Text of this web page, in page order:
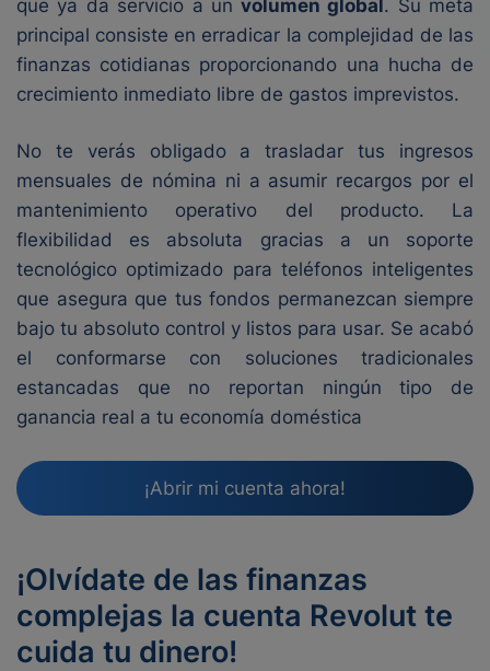
que ya da servicio a un volumen global. Su meta
principal consiste en erradicar la complejidad de las
finanzas cotidianas proporcionando una hucha de
crecimiento inmediato libre de gastos imprevistos.
No te verás obligado a trasladar tus ingresos
mensuales de nómina ni a asumir recargos por el
mantenimiento operativo del producto. La
flexibilidad es absoluta gracias a un soporte
tecnológico optimizado para teléfonos inteligentes
que asegura que tus fondos permanezcan siempre
bajo tu absoluto control y listos para usar. Se acabó
el conformarse con soluciones tradicionales
estancadas que no reportan ningún tipo de
ganancia real a tu economía doméstica
¡Abrir mi cuenta ahora!
¡Olvídate de las finanzas
complejas la cuenta Revolut te
cuida tu dinero!